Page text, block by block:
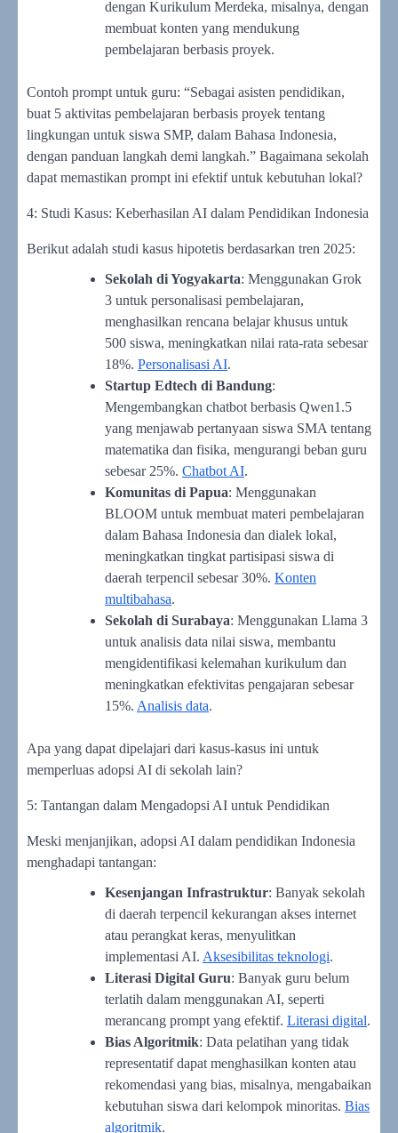
dengan Kurikulum Merdeka, misalnya, dengan
membuat konten yang mendukung
pembelajaran berbasis proyek.
Contoh prompt untuk guru: “Sebagai asisten pendidikan,
buat 5 aktivitas pembelajaran berbasis proyek tentang
lingkungan untuk siswa SMP, dalam Bahasa Indonesia,
dengan panduan langkah demi langkah.” Bagaimana sekolah
dapat memastikan prompt ini efektif untuk kebutuhan lokal?
4: Studi Kasus: Keberhasilan AI dalam Pendidikan Indonesia
Berikut adalah studi kasus hipotetis berdasarkan tren 2025:
Sekolah di Yogyakarta: Menggunakan Grok
3 untuk personalisasi pembelajaran,
menghasilkan rencana belajar khusus untuk
500 siswa, meningkatkan nilai rata-rata sebesar
18%. Personalisasi AI.
Startup Edtech di Bandung:
Mengembangkan chatbot berbasis Qwen1.5
yang menjawab pertanyaan siswa SMA tentang
matematika dan fisika, mengurangi beban guru
sebesar 25%. Chatbot AI.
Komunitas di Papua: Menggunakan
BLOOM untuk membuat materi pembelajaran
dalam Bahasa Indonesia dan dialek lokal,
meningkatkan tingkat partisipasi siswa di
daerah terpencil sebesar 30%. Konten
multibahasa.
Sekolah di Surabaya: Menggunakan Llama 3
untuk analisis data nilai siswa, membantu
mengidentifikasi kelemahan kurikulum dan
meningkatkan efektivitas pengajaran sebesar
15%. Analisis data.
Apa yang dapat dipelajari dari kasus-kasus ini untuk
memperluas adopsi AI di sekolah lain?
5: Tantangan dalam Mengadopsi AI untuk Pendidikan
Meski menjanjikan, adopsi AI dalam pendidikan Indonesia
menghadapi tantangan:
Kesenjangan Infrastruktur: Banyak sekolah
di daerah terpencil kekurangan akses internet
atau perangkat keras, menyulitkan
implementasi AI. Aksesibilitas teknologi.
Literasi Digital Guru: Banyak guru belum
terlatih dalam menggunakan AI, seperti
merancang prompt yang efektif. Literasi digital.
Bias Algoritmik: Data pelatihan yang tidak
representatif dapat menghasilkan konten atau
rekomendasi yang bias, misalnya, mengabaikan
kebutuhan siswa dari kelompok minoritas. Bias
algoritmik.